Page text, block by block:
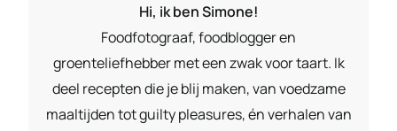
Hi, ik ben Simone!
Foodfotograaf, foodblogger en
groenteliefhebber met een zwak voor taart. Ik
deel recepten die je blij maken, van voedzame
maaltijden tot guilty pleasures, én verhalen van